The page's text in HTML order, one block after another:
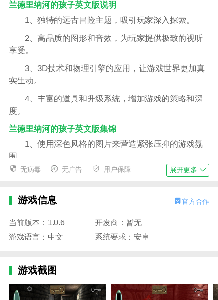
兰德里纳河的孩子英文版说明
1、独特的远古冒险主题，吸引玩家深入探索。
2、高品质的图形和音效，为玩家提供极致的视听
享受。
3、3D技术和物理引擎的应用，让游戏世界更加真
实生动。
4、丰富的道具和升级系统，增加游戏的策略和深
度。
兰德里纳河的孩子英文版集锦
1、使用深色风格的图片来营造紧张压抑的游戏氛
围。
2、音效设计得很好，增强了玩家的沉浸感和代入
3、场景布局精细，充满古风韵味，增加了游戏的
文化底蕴。
4、游戏节奏紧凑，让玩家始终保持高度紧张和兴
兰德里纳河的孩子英文版特色
谜题，逃离危险。
无病毒 无广告 用户保障 展开更多
游戏信息 官方合作
当前版本：1.0.6
开发商：暂无
游戏语言：中文
系统要求：安卓
游戏截图